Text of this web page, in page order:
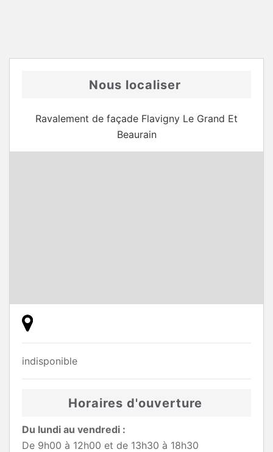
Nous localiser
Ravalement de façade Flavigny Le Grand Et
Beaurain
indisponible
Horaires d'ouverture
Du lundi au vendredi :
De 9h00 à 12h00 et de 13h30 à 18h30